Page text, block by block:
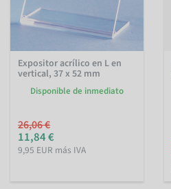
Expositor acrílico en L en
vertical, 37 x 52 mm
Disponible de inmediato
26,06 €
11,84 €
9,95 EUR más IVA